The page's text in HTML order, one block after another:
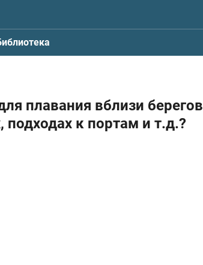
плавания вблизи берегов
подходах к портам и т.д.?